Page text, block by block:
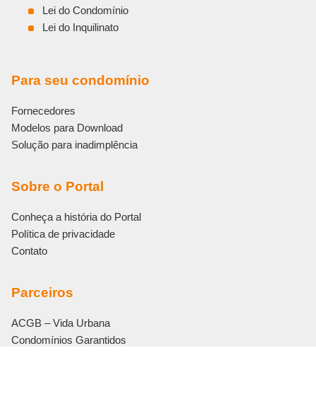
Lei do Condomínio
Lei do Inquilinato
Para seu condomínio
Fornecedores
Modelos para Download
Solução para inadimplência
Sobre o Portal
Conheça a história do Portal
Política de privacidade
Contato
Parceiros
ACGB – Vida Urbana
Condomínios Garantidos